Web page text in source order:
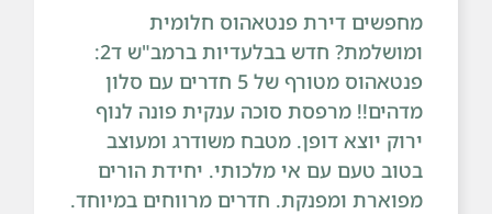
מחפשים דירת פנטאהוס חלומית
ומושלמת? חדש בבלעדיות ברמב"ש ד2:
פנטאהוס מטורף של 5 חדרים עם סלון
מדהים!! מרפסת סוכה ענקית פונה לנוף
ירוק יוצא דופן. מטבח משודרג ומעוצב
בטוב טעם עם אי מלכותי. יחידת הורים
מפוארת ומפנקת. חדרים מרווחים במיוחד.